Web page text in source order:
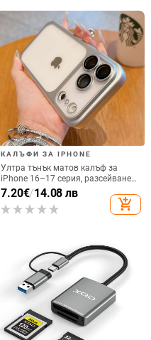
КАЛЪФИ ЗА IPHONE
Ултра тънък матов калъф за
iPhone 16–17 серия, разсейване
на топлината, пълно покритие,
удароустойчив и устойчив на
отпечатъци
7.20€/14.08 лв
add_shopping_cart